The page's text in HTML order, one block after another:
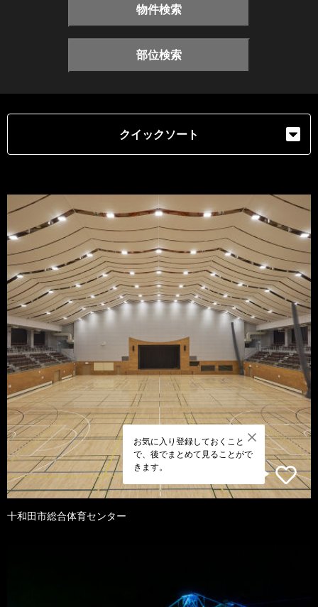
物件検索
部位検索
クイックソート
お気に入り登録しておくこと
で、後でまとめて見ることがで
きます。
十和田市総合体育センター